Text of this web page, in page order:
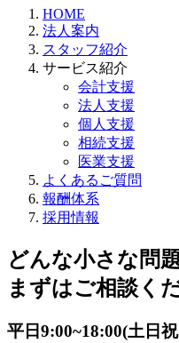
HOME
法人案内
スタッフ紹介
サービス紹介
会計支援
法人支援
個人支援
相続支援
医業支援
よくあるご質問
報酬体系
採用情報
どんな小さな問題
まずはご相談く
平日9:00~18:00(土日